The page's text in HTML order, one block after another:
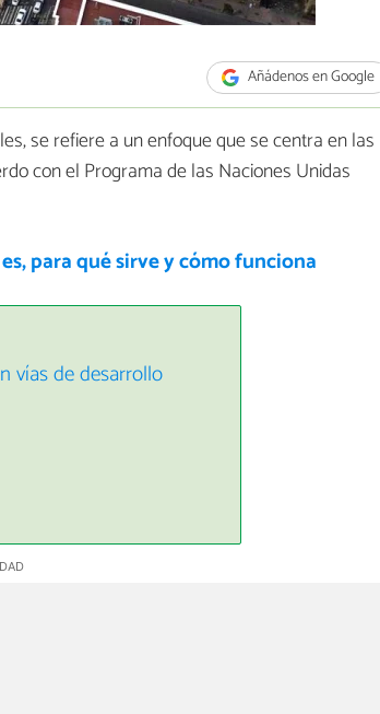
Añádenos en Google
se refiere a un enfoque que se centra en las
con el Programa de las Naciones Unidas
para qué sirve y cómo funciona
vías de desarrollo